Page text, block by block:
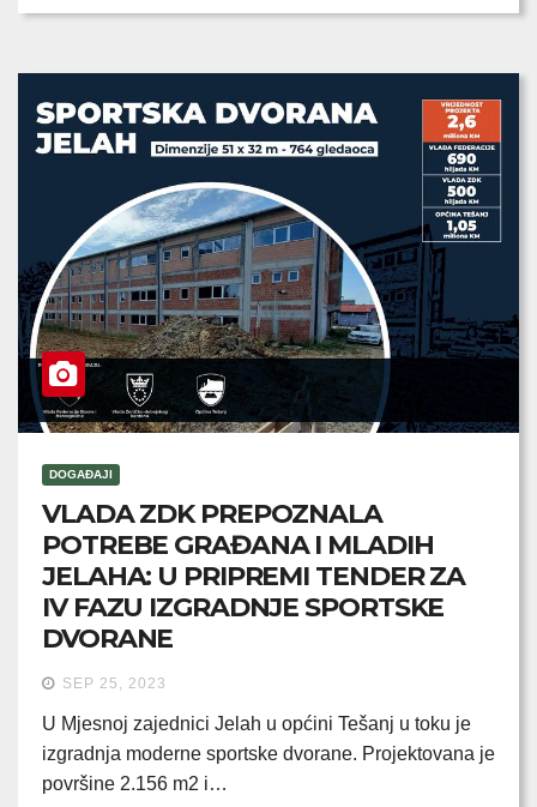
DOGAĐAJI
VLADA ZDK PREPOZNALA
POTREBE GRAĐANA I MLADIH
JELAHA: U PRIPREMI TENDER ZA
IV FAZU IZGRADNJE SPORTSKE
DVORANE
SEP 25, 2023
U Mjesnoj zajednici Jelah u općini Tešanj u toku je
izgradnja moderne sportske dvorane. Projektovana je
površine 2.156 m2 i…